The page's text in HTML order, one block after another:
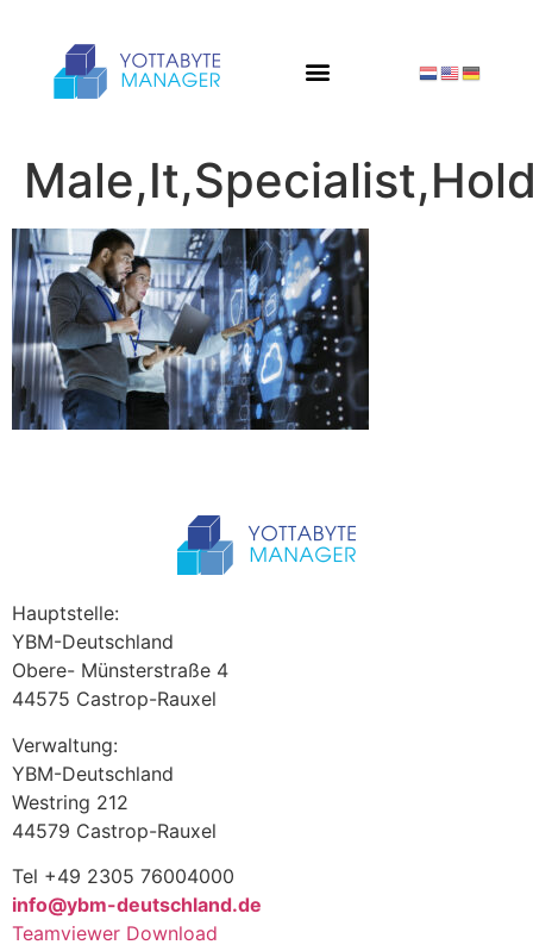
Hauptstelle:
YBM-Deutschland
Obere- Münsterstraße 4
44575 Castrop-Rauxel
Verwaltung:
YBM-Deutschland
Westring 212
44579 Castrop-Rauxel
Tel +49 2305 76004000
info@ybm-deutschland.de
Teamviewer Download